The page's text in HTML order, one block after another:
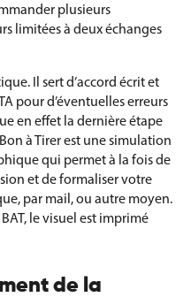
plusieurs
limitées à deux échanges
Il sert d’accord écrit et
pour d’éventuelles erreurs
en effet la dernière étape
à Tirer est une simulation
qui permet à la fois de
et de formaliser votre
par mail, ou autre moyen.
le visuel est imprimé
de la